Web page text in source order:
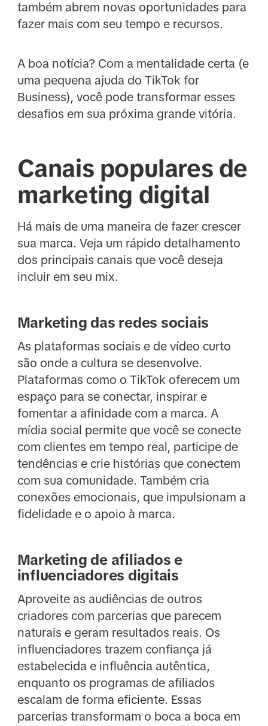
também abrem novas oportunidades para
fazer mais com seu tempo e recursos.
A boa notícia? Com a mentalidade certa (e
uma pequena ajuda do TikTok for
Business), você pode transformar esses
desafios em sua próxima grande vitória.
Canais populares de
marketing digital
Há mais de uma maneira de fazer crescer
sua marca. Veja um rápido detalhamento
dos principais canais que você deseja
incluir em seu mix.
Marketing das redes sociais
As plataformas sociais e de vídeo curto
são onde a cultura se desenvolve.
Plataformas como o TikTok oferecem um
espaço para se conectar, inspirar e
fomentar a afinidade com a marca. A
mídia social permite que você se conecte
com clientes em tempo real, participe de
tendências e crie histórias que conectem
com sua comunidade. Também cria
conexões emocionais, que impulsionam a
fidelidade e o apoio à marca.
Marketing de afiliados e
influenciadores digitais
Aproveite as audiências de outros
criadores com parcerias que parecem
naturais e geram resultados reais. Os
influenciadores trazem confiança já
estabelecida e influência autêntica,
enquanto os programas de afiliados
escalam de forma eficiente. Essas
parcerias transformam o boca a boca em